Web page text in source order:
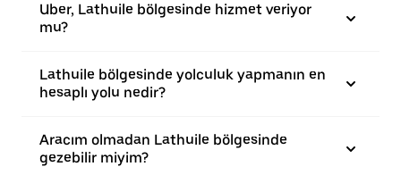
Uber, Lathuile bölgesinde hizmet veriyor
mu?
Lathuile bölgesinde yolculuk yapmanın en
hesaplı yolu nedir?
Aracım olmadan Lathuile bölgesinde
gezebilir miyim?